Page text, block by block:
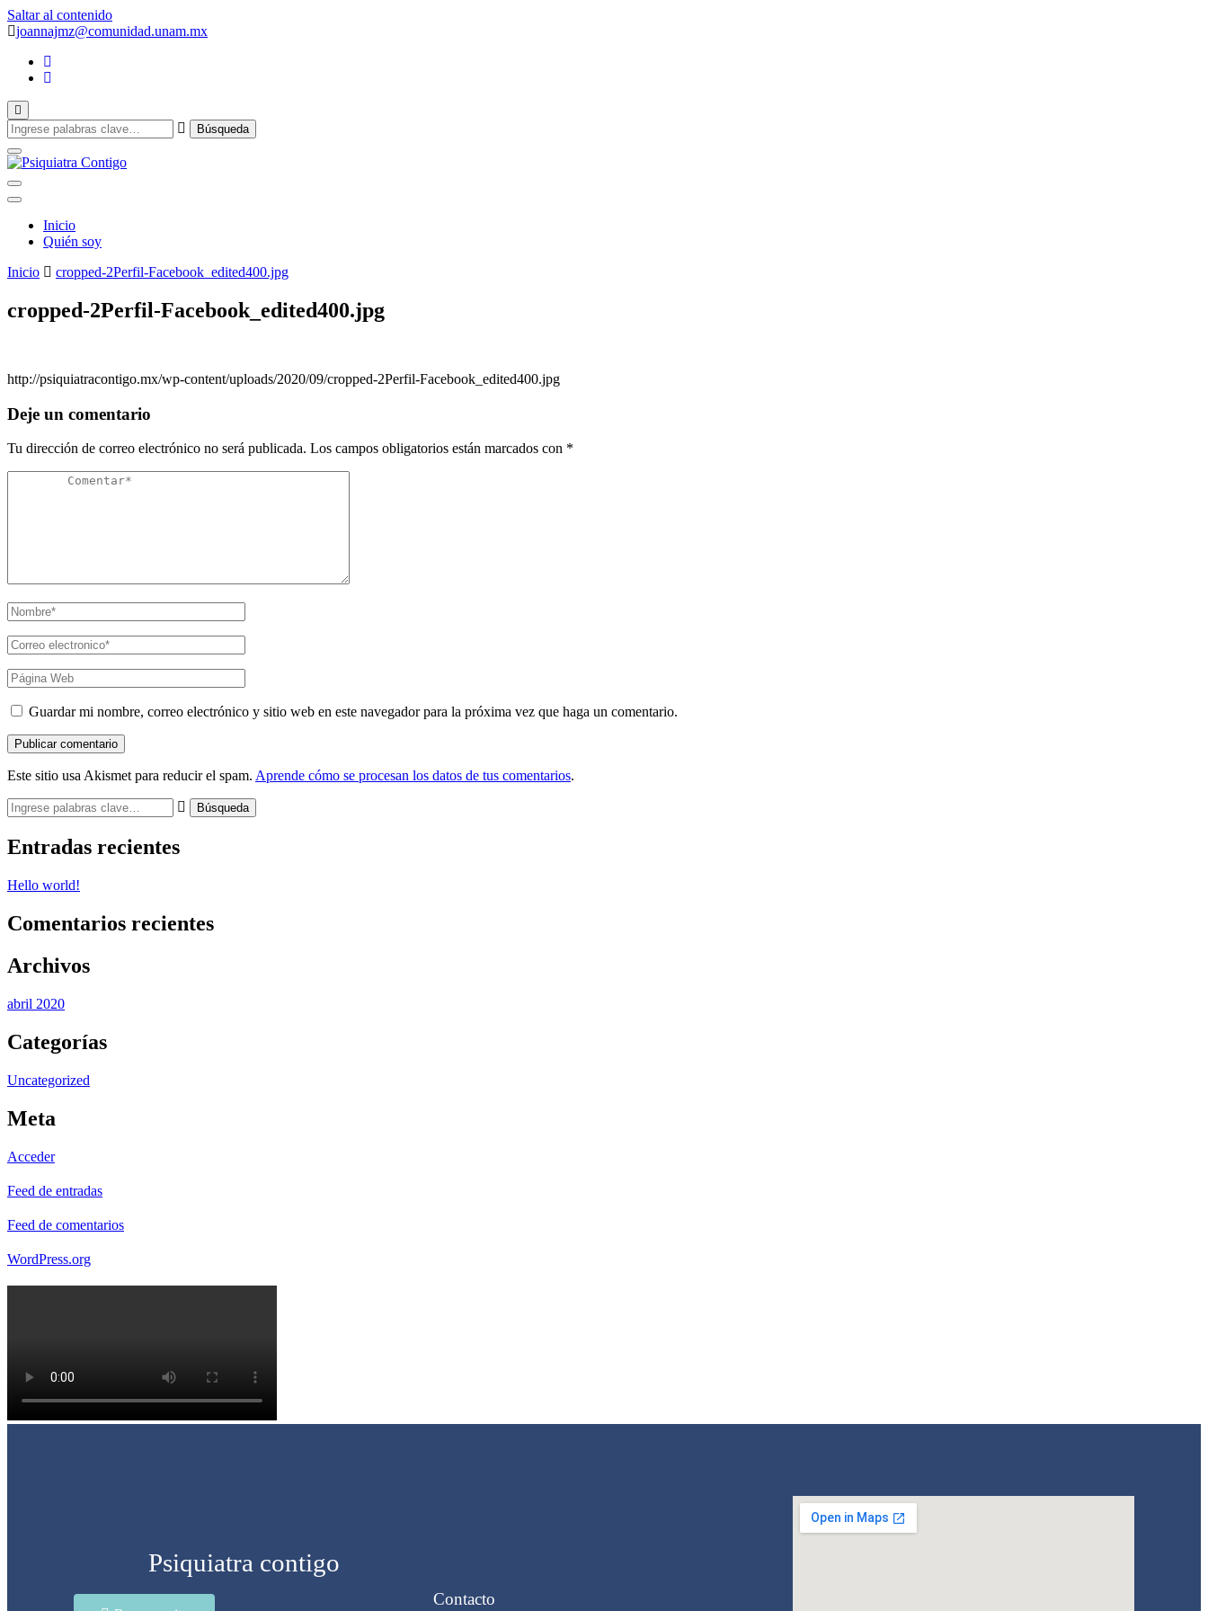
Saltar al contenido
joannajmz@comunidad.unam.mx
Psiquiatra Contigo
Inicio
Quién soy
Inicio
cropped-2Perfil-Facebook_edited400.jpg
cropped-2Perfil-Facebook_edited400.jpg
http://psiquiatracontigo.mx/wp-content/uploads/2020/09/cropped-2Perfil-Facebook_edited400.jpg
Deje un comentario
Tu dirección de correo electrónico no será publicada. Los campos obligatorios están marcados con *
Guardar mi nombre, correo electrónico y sitio web en este navegador para la próxima vez que haga un comentario.
Este sitio usa Akismet para reducir el spam. Aprende cómo se procesan los datos de tus comentarios.
Entradas recientes
Hello world!
Comentarios recientes
Archivos
abril 2020
Categorías
Uncategorized
Meta
Acceder
Feed de entradas
Feed de comentarios
WordPress.org
Psiquiatra contigo
Contacto